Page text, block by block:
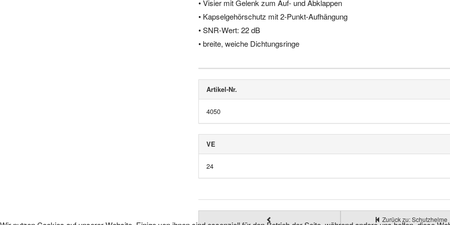
• Visier mit Gelenk zum Auf- und Abklappen
• Kapselgehörschutz mit 2-Punkt-Aufhängung
• SNR-Wert: 22 dB
• breite, weiche Dichtungsringe
Artikel-Nr.
4050
VE
24
Zurück zu: Schutzhelme